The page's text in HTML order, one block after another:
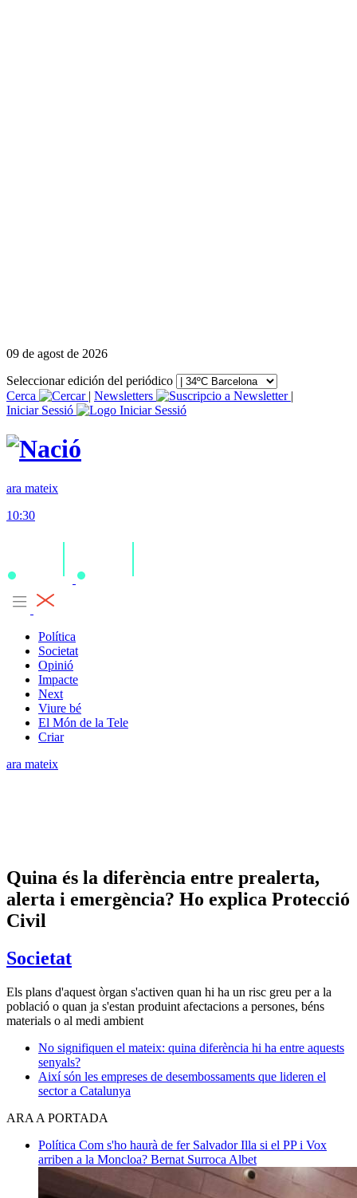
09 de agost de 2026
Seleccionar edición del periódico
Cerca
| Newsletters
|
Iniciar Sessió
ara mateix
10:30
Política
Societat
Opinió
Impacte
Next
Viure bé
El Món de la Tele
Criar
ara mateix
Quina és la diferència entre prealerta,
alerta i emergència? Ho explica Protecció
Civil
Societat
Els plans d'aquest òrgan s'activen quan hi ha un risc greu per a la
població o quan ja s'estan produint afectacions a persones, béns
materials o al medi ambient
No signifiquen el mateix: quina diferència hi ha entre aquests
senyals?
Així són les empreses de desembossaments que lideren el
sector a Catalunya
ARA A PORTADA
Política Com s'ho haurà de fer Salvador Illa si el PP i Vox
arriben a la Moncloa? Bernat Surroca Albet